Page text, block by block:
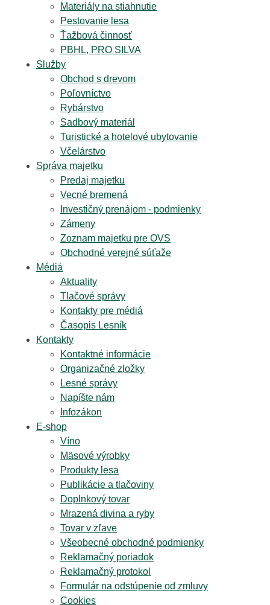
Materiály na stiahnutie
Pestovanie lesa
Ťažbová činnosť
PBHL, PRO SILVA
Služby
Obchod s drevom
Poľovníctvo
Rybárstvo
Sadbový materiál
Turistické a hotelové ubytovanie
Včelárstvo
Správa majetku
Predaj majetku
Vecné bremená
Investičný prenájom - podmienky
Zámeny
Zoznam majetku pre OVS
Obchodné verejné súťaže
Médiá
Aktuality
Tlačové správy
Kontakty pre médiá
Časopis Lesník
Kontakty
Kontaktné informácie
Organizačné zložky
Lesné správy
Napíšte nám
Infozákon
E-shop
Víno
Mäsové výrobky
Produkty lesa
Publikácie a tlačoviny
Doplnkový tovar
Mrazená divina a ryby
Tovar v zľave
Všeobecné obchodné podmienky
Reklamačný poriadok
Reklamačný protokol
Formulár na odstúpenie od zmluvy
Cookies